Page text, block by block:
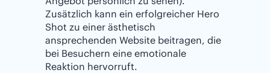
Zusätzlich kann ein erfolgreicher Hero
Shot zu einer ästhetisch
ansprechenden Website beitragen, die
bei Besuchern eine emotionale
Reaktion hervorruft.